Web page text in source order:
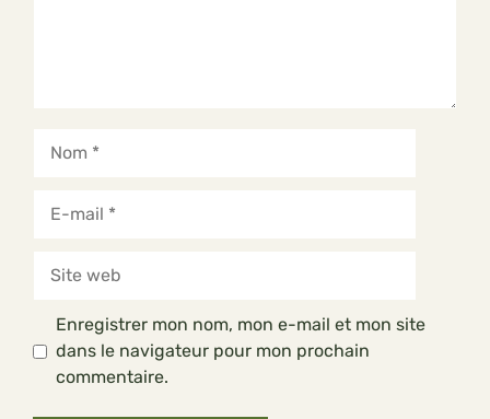
Enregistrer mon nom, mon e-mail et mon site
dans le navigateur pour mon prochain
commentaire.